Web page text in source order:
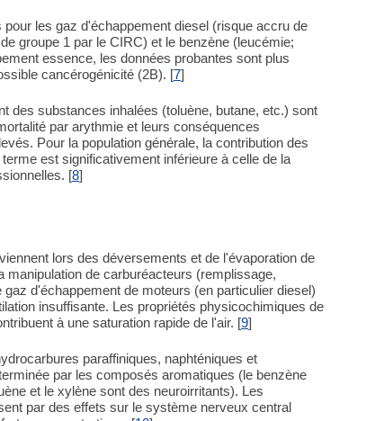
les gaz d'échappement diesel (risque accru de
groupe 1 par le CIRC) et le benzène (leucémie;
essence, les données probantes sont plus
cancérogénicité (2B). [7]
des substances inhalées (toluène, butane, etc.) sont
par arythmie et leurs conséquences
Pour la population générale, la contribution des
est significativement inférieure à celle de la
[8]
lors des déversements et de l'évaporation de
de carburéacteurs (remplissage,
d'échappement de moteurs (en particulier diesel)
insuffisante. Les propriétés physicochimiques de
à une saturation rapide de l'air. [9]
paraffiniques, naphténiques et
par les composés aromatiques (le benzène
et le xylène sont des neuroirritants). Les
par des effets sur le système nerveux central